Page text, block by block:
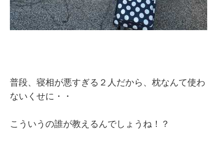
普段、寝相が悪すぎる２人だから、枕なんて使わ
ないくせに・・
こういうの誰が教えるんでしょうね！？